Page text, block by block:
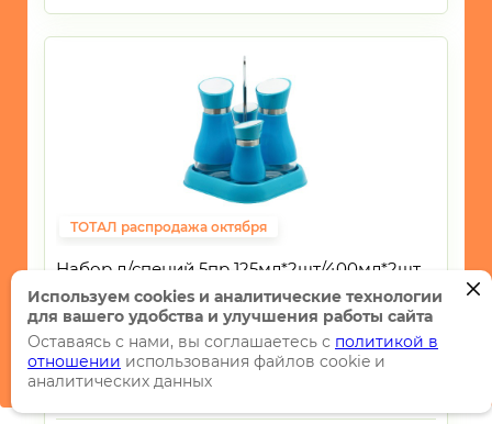
ТОТАЛ распродажа октября
Набор д/специй 5пр 125мл*2шт/400мл*2шт
стекло/пластик Цветной OZ
Артикул:
73578/5013-13
Код:
73578
Остаток:
Больше 1 уп.
Используем cookies и аналитические технологии
для вашего удобства и улучшения работы сайта
Оставаясь с нами, вы соглашаетесь с политикой в
отношении использования файлов cookie и
аналитических данных